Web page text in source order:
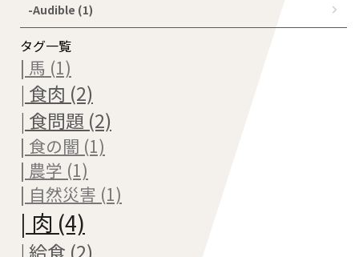
-Audible (1)
タグ一覧
| 馬 (1)
| 食肉 (2)
| 食問題 (2)
| 食の闇 (1)
| 農学 (1)
| 自然災害 (1)
| 肉 (4)
| 給食 (2)